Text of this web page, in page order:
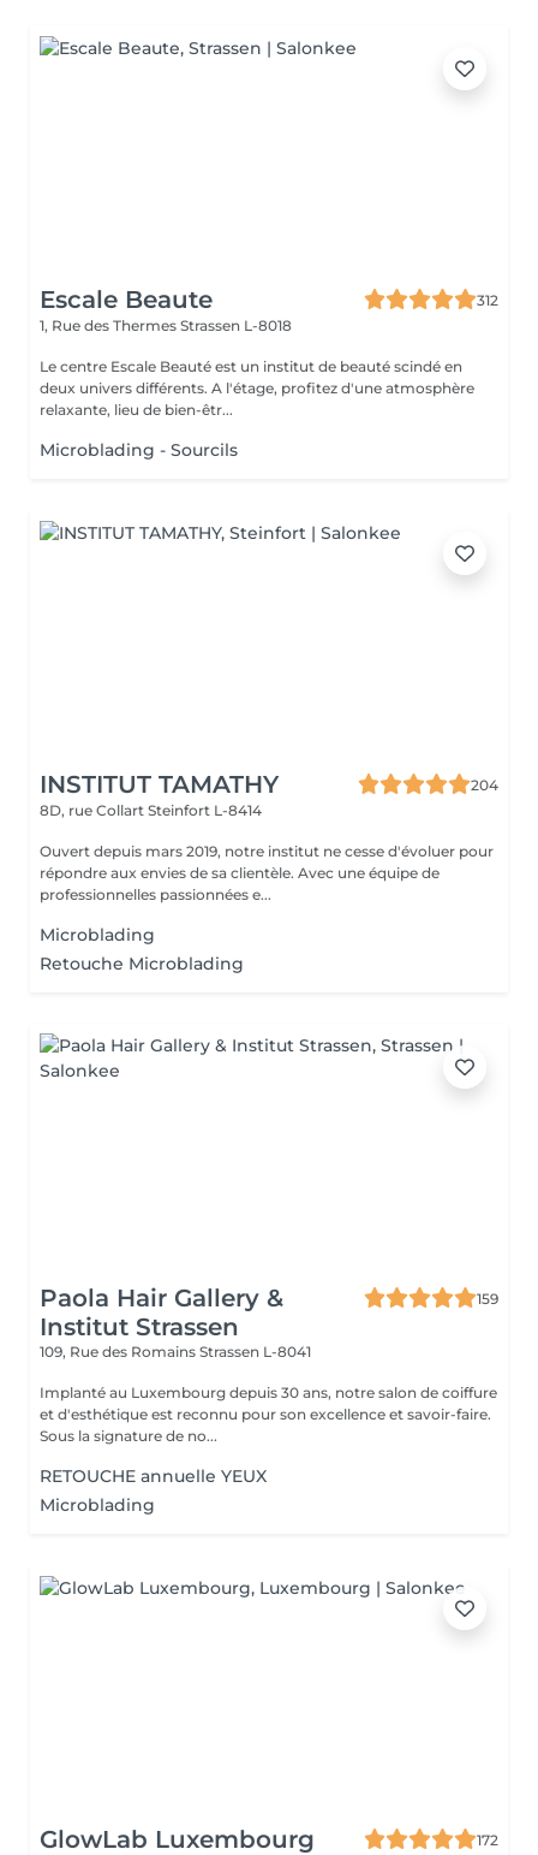
Escale Beaute
312
1, Rue des Thermes Strassen L-8018
Le centre Escale Beauté est un institut de beauté scindé en
deux univers différents. A l'étage, profitez d'une atmosphère
relaxante, lieu de bien-êtr...
Microblading - Sourcils
INSTITUT TAMATHY
204
8D, rue Collart Steinfort L-8414
Ouvert depuis mars 2019, notre institut ne cesse d'évoluer pour
répondre aux envies de sa clientèle. Avec une équipe de
professionnelles passionnées e...
Microblading
Retouche Microblading
Paola Hair Gallery &
Institut Strassen
159
109, Rue des Romains Strassen L-8041
Implanté au Luxembourg depuis 30 ans, notre salon de coiffure
et d'esthétique est reconnu pour son excellence et savoir-faire.
Sous la signature de no...
RETOUCHE annuelle YEUX
Microblading
GlowLab Luxembourg
172